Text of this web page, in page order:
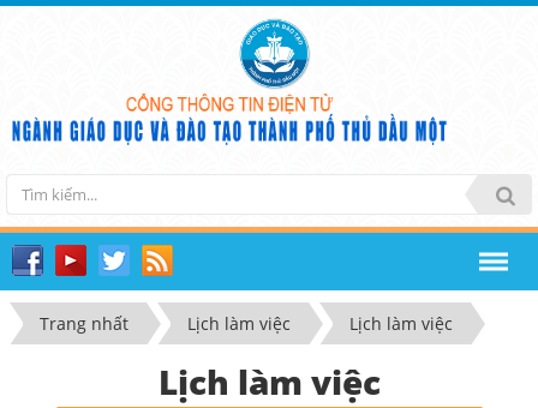
Trang nhất Lịch làm việc Lịch làm việc
Lịch làm việc